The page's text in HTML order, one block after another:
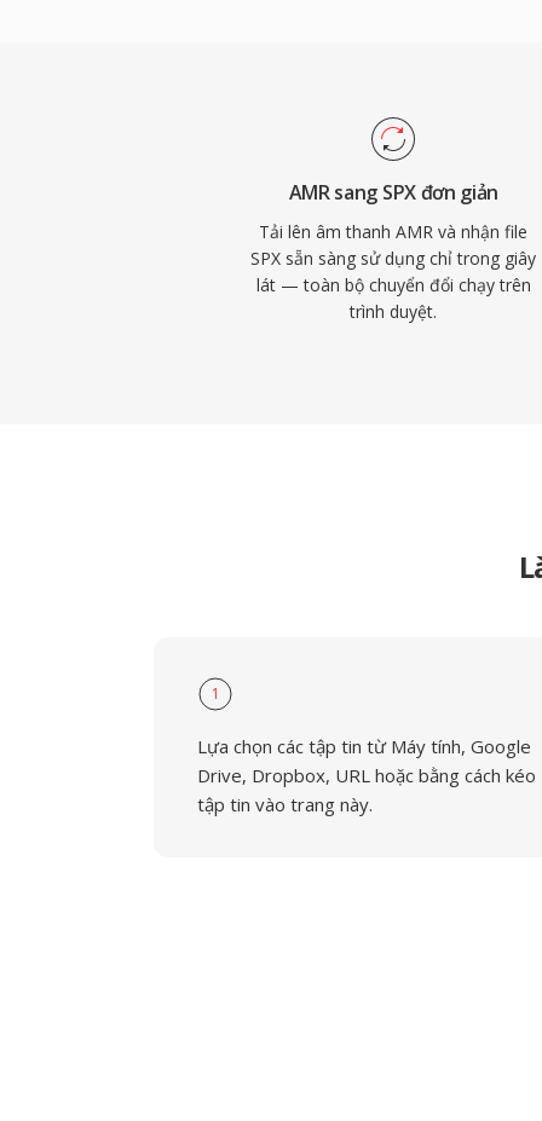
nhà phát triển chính thức khuyến nghị
từ năm 2012, Speex vẫn được triển khai
cũ, bản ghi lưu trữ và thiết bị nhúng nơi
được đánh giá cao.
AMR sang SPX đơn giản
Tải lên âm thanh AMR và nhận file
SPX sẵn sàng sử dụng chỉ trong giây
lát — toàn bộ chuyển đổi chạy trên
trình duyệt.
1
Lựa chọn các tập tin từ Máy tính, Google
Drive, Dropbox, URL hoặc bằng cách kéo
tập tin vào trang này.